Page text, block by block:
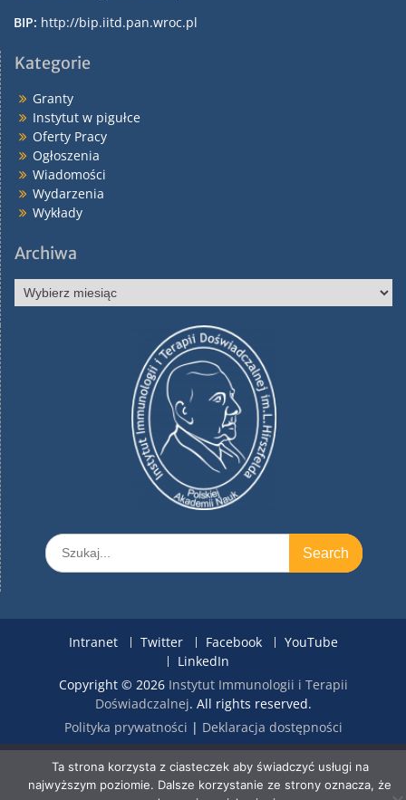
BIP: http://bip.iitd.pan.wroc.pl
Kategorie
Granty
Instytut w pigułce
Oferty Pracy
Ogłoszenia
Wiadomości
Wydarzenia
Wykłady
Archiwa
Archiwa
Search
for:
Intranet Twitter Facebook
YouTube
LinkedIn
Copyright © 2026 Instytut Immunologii i Terapii
Doświadczalnej. All rights reserved.
Polityka prywatności | Deklaracja dostępności
Ta strona korzysta z ciasteczek aby świadczyć usługi na
najwyższym poziomie. Dalsze korzystanie ze strony oznacza, że